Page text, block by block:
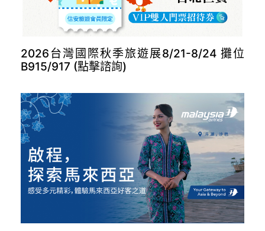
2026台灣國際秋季旅遊展8/21-8/24 攤位
B915/917 (點擊諮詢)